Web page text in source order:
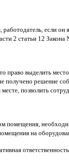
работодатель, если он
2 статьи 12
право выделить
получено решение
позволить
помещения,
на